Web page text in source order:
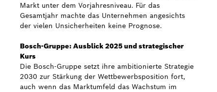
Markt unter dem Vorjahresniveau. Für das
Gesamtjahr machte das Unternehmen angesichts
der vielen Unsicherheiten keine Prognose.
Bosch-Gruppe: Ausblick 2025 und strategischer
Kurs
Die Bosch-Gruppe setzt ihre ambitionierte Strategie
2030 zur Stärkung der Wettbewerbsposition fort,
auch wenn das Marktumfeld das Wachstum im